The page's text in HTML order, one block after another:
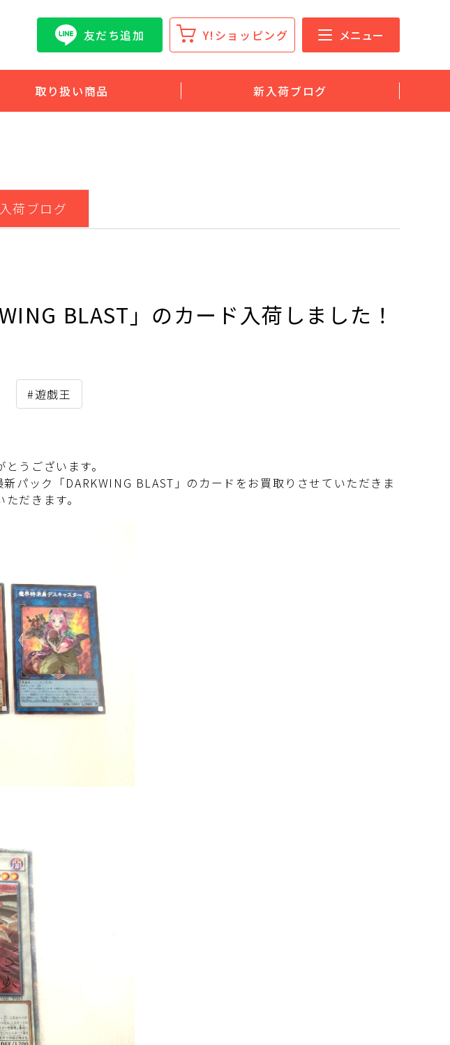
友だち追加 Y!ショッピング メニュー
取り扱い商品 新入荷ブログ
荷ブログ
BLAST」のカード入荷しました！
#遊戯王
うございます。
パック「DARKWING BLAST」のカードをお買取りさせていただきま
だきます。